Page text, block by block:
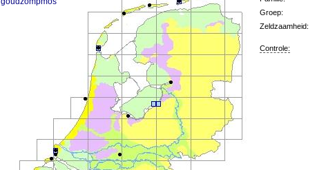
Groep:
Zeldzaamheid:
Controle: